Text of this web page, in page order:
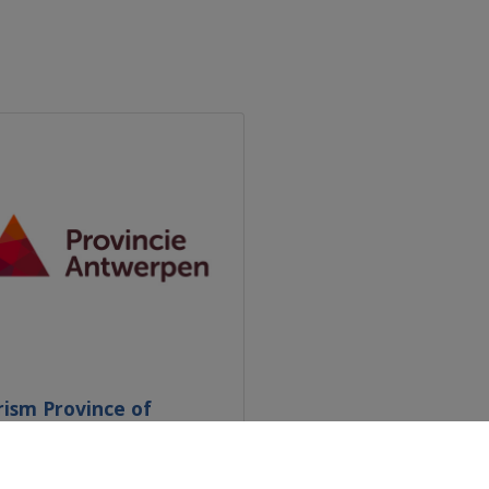
Province of
(TPA)